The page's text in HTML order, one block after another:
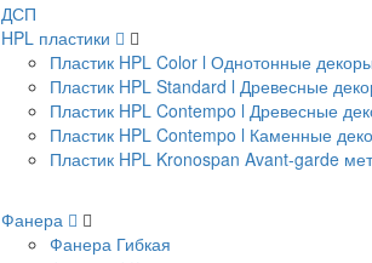
ДСП
HPL пластики
Пластик HPL Color l Однотонные декоры
Пластик HPL Standard l Древесные
Пластик HPL Contempo l Древесные
Пластик HPL Contempo l Каменные
Пластик HPL Kronospan Avant-garde
Фанера
Фанера Гибкая